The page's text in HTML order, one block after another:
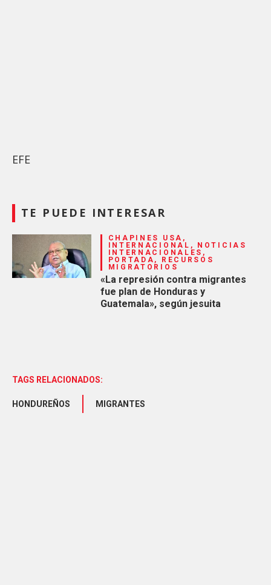
EFE
TE PUEDE INTERESAR
CHAPINES USA,
INTERNACIONAL, NOTICIAS
INTERNACIONALES,
PORTADA, RECURSOS
MIGRATORIOS
«La represión contra migrantes
fue plan de Honduras y
Guatemala», según jesuita
TAGS RELACIONADOS:
HONDUREÑOS MIGRANTES